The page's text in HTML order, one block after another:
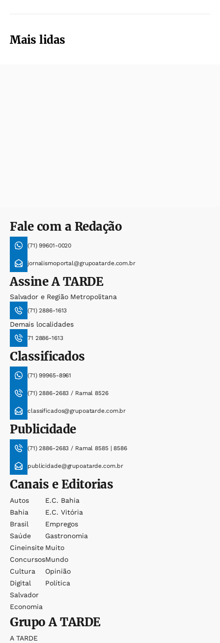
Mais lidas
Fale com a Redação
(71) 99601-0020
jornalismoportal@grupoatarde.com.br
AssineA TARDE
Salvador e Região Metropolitana
(71) 2886-1613
Demais localidades
71 2886-1613
Classificados
(71) 99965-8961
(71) 2886-2683 / Ramal 8526
classificados@grupoatarde.com.br
Publicidade
(71) 2886-2683 / Ramal 8585 | 8586
publicidade@grupoatarde.com.br
Canais e Editorias
Autos
Bahia
Brasil
Saúde
Cineinsite
Concursos
Cultura
Digital
Salvador
Economia
E.c. Bahia
E.c. Vitória
Empregos
Gastronomia
Muito
Mundo
Opinião
Política
GrupoA TARDE
A TARDE